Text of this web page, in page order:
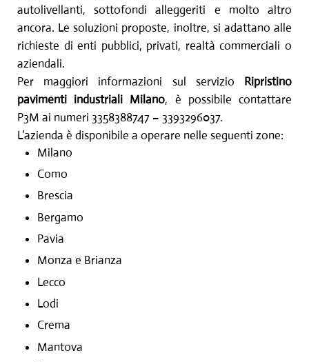
autolivellanti, sottofondi alleggeriti e molto altro
ancora. Le soluzioni proposte, inoltre, si adattano alle
richieste di enti pubblici, privati, realtà commerciali o
aziendali.
Per maggiori informazioni sul servizio Ripristino
pavimenti industriali Milano, è possibile contattare
P3M ai numeri 3358388747 – 3393296037.
L’azienda è disponibile a operare nelle seguenti zone:
Milano
Como
Brescia
Bergamo
Pavia
Monza e Brianza
Lecco
Lodi
Crema
Mantova